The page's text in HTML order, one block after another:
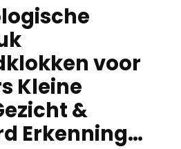
voor
Kleine
&
Erkenning…